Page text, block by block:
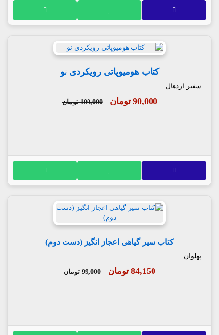
کتاب هومیوپاتی رویکردی نو
سفیر اردهال
90,000 تومان 100,000 تومان
کتاب سیر گیاهی اعجاز انگیز (دست دوم)
پهلوان
84,150 تومان 99,000 تومان